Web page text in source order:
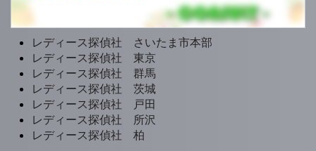
レディース探偵社 さいたま市本部
レディース探偵社 東京
レディース探偵社 群馬
レディース探偵社 茨城
レディース探偵社 戸田
レディース探偵社 所沢
レディース探偵社 柏